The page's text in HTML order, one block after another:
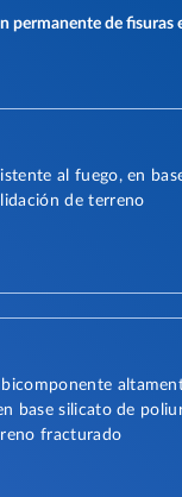
permanente de
al fuego, en
de terreno
bicomponente
base silicato de
fracturado